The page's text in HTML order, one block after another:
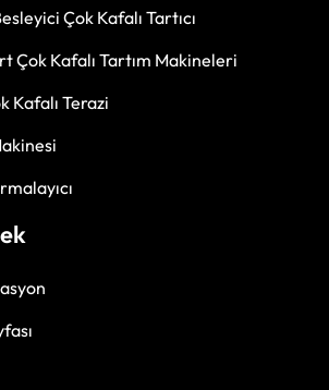
Çok Kafalı Tartıcı
Çok Kafalı Tartım Makineleri
Kafalı Terazi